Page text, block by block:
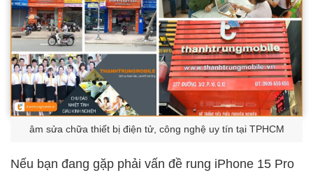
âm sửa chữa thiết bị điện tử, công nghệ uy tín tại TPHCM
Nếu bạn đang gặp phải vấn đề rung iPhone 15 Pro